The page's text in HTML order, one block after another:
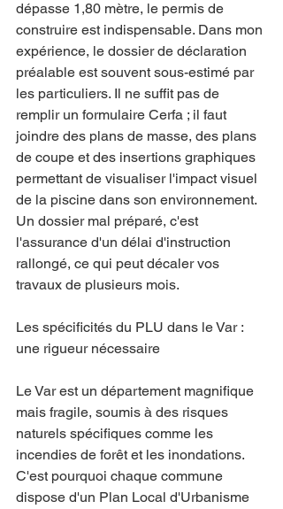
dépasse 1,80 mètre, le permis de
construire est indispensable. Dans mon
expérience, le dossier de déclaration
préalable est souvent sous-estimé par
les particuliers. Il ne suffit pas de
remplir un formulaire Cerfa ; il faut
joindre des plans de masse, des plans
de coupe et des insertions graphiques
permettant de visualiser l'impact visuel
de la piscine dans son environnement.
Un dossier mal préparé, c'est
l'assurance d'un délai d'instruction
rallongé, ce qui peut décaler vos
travaux de plusieurs mois.
Les spécificités du PLU dans le Var :
une rigueur nécessaire
Le Var est un département magnifique
mais fragile, soumis à des risques
naturels spécifiques comme les
incendies de forêt et les inondations.
C'est pourquoi chaque commune
dispose d'un Plan Local d'Urbanisme